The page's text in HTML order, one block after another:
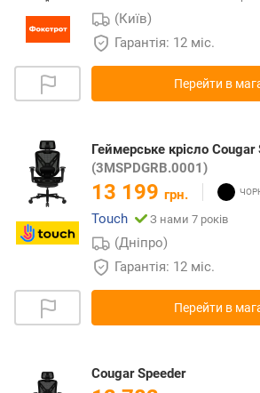
(Київ)
Гарантія: 12 міс.
Перейти в
Геймерське крісло
(3MSPDGRB.0001)
13 199 грн.
Touch
З нами 7 років
(Дніпро)
Гарантія: 12 міс.
Перейти в
Cougar Speeder